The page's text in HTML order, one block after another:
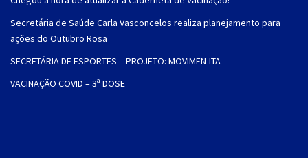
Secretária de Saúde Carla Vasconcelos realiza planejamento para
ações do Outubro Rosa
SECRETÁRIA DE ESPORTES – PROJETO: MOVIMEN-ITA
VACINAÇÃO COVID – 3ª DOSE